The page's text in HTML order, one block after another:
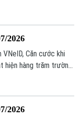
2026
Căn cước khi
hiện hàng trăm trường
2026